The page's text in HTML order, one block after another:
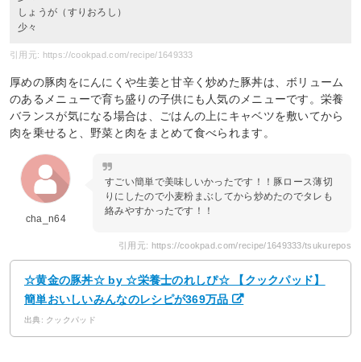
しょうが（すりおろし）
少々
引用元: https://cookpad.com/recipe/1649333
厚めの豚肉をにんにくや生姜と甘辛く炒めた豚丼は、ボリューム
のあるメニューで育ち盛りの子供にも人気のメニューです。栄養
バランスが気になる場合は、ごはんの上にキャベツを敷いてから
肉を乗せると、野菜と肉をまとめて食べられます。
cha_n64
すごい簡単で美味しいかったです！！豚ロース薄切
りにしたので小麦粉まぶしてから炒めたのでタレも
絡みやすかったです！！
引用元: https://cookpad.com/recipe/1649333/tsukurepos
☆黄金の豚丼☆ by ☆栄養士のれしぴ☆ 【クックパッド】
簡単おいしいみんなのレシピが369万品
出典: クックパッド